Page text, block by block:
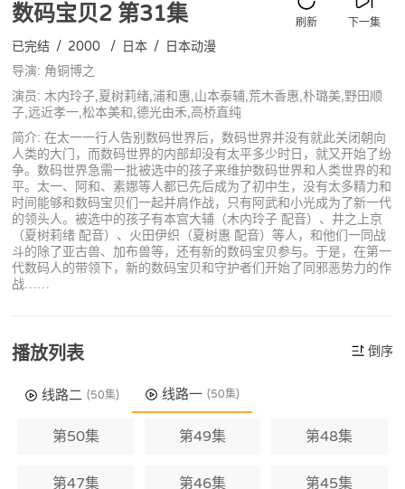
数码宝贝2 第31集 下一集
刷新
已完结 / 2000 / 日本 / 日本动漫
导演: 角铜博之
演员: 木内玲子,夏树莉绪,浦和惠,山本泰辅,荒木香惠,朴璐美,野田顺
子,远近孝一,松本美和,德光由禾,高桥直纯
简介: 在太一一行人告别数码世界后，数码世界并没有就此关闭朝向
人类的大门，而数码世界的内部却没有太平多少时日，就又开始了纷
争。数码世界急需一批被选中的孩子来维护数码世界和人类世界的和
平。太一、阿和、素娜等人都已先后成为了初中生，没有太多精力和
时间能够和数码宝贝们一起并肩作战，只有阿武和小光成为了新一代
的领头人。被选中的孩子有本宫大辅（木内玲子 配音）、井之上京
（夏树莉绪 配音）、火田伊织（夏树惠 配音）等人，和他们一同战
斗的除了亚古兽、加布兽等，还有新的数码宝贝参与。于是，在第一
代数码人的带领下，新的数码宝贝和守护者们开始了同邪恶势力的作
战……
播放列表 倒序
线路二 (50集) 线路一 (50集)
第50集 第49集 第48集
第47集 第46集 第45集